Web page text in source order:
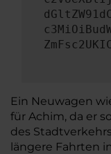
Ein Neuwagen
für Achim, da er
des
längere Fahrten